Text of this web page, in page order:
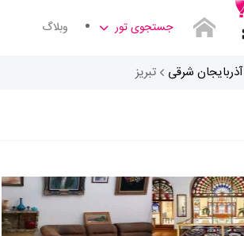
جستجوی تور وبلاگ
آذربایجان شرقی تبریز